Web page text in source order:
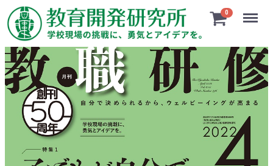
0 Menu